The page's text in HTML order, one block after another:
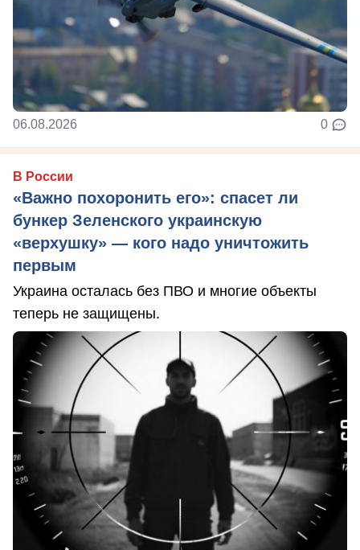
06.08.2026 0
В России
«Важно похоронить его»: спасет ли
бункер Зеленского украинскую
«верхушку» — кого надо уничтожить
первым
Украина осталась без ПВО и многие объекты
теперь не защищены.